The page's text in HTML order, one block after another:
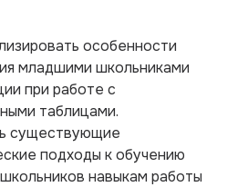
особенности
младшими школьниками
при работе с
таблицами.
существующие
подходы к обучению
навыкам работы